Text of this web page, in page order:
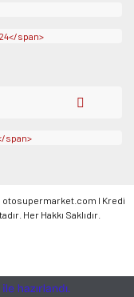
otosupermarket.com l Kredi
Her Hakkı Saklıdır.
e-